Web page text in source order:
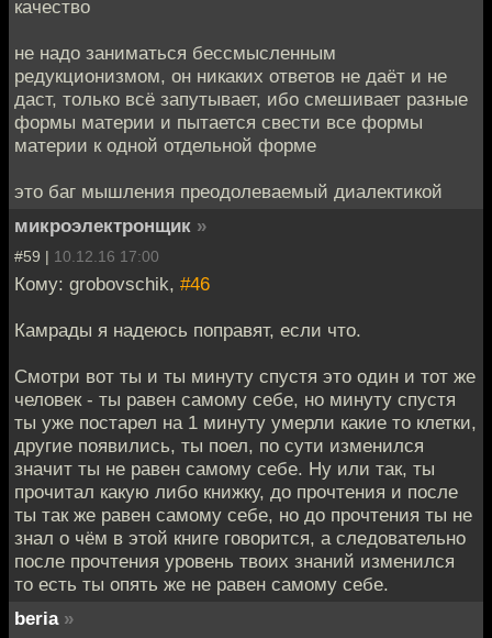
качество
не надо заниматься бессмысленным
редукционизмом, он никаких ответов не даёт и не
даст, только всё запутывает, ибо смешивает разные
формы материи и пытается свести все формы
материи к одной отдельной форме
это баг мышления преодолеваемый диалектикой
микроэлектронщик »
#59 | 10.12.16 17:00
Кому: grobovschik, #46
Камрады я надеюсь поправят, если что.
Смотри вот ты и ты минуту спустя это один и тот же
человек - ты равен самому себе, но минуту спустя
ты уже постарел на 1 минуту умерли какие то клетки,
другие появились, ты поел, по сути изменился
значит ты не равен самому себе. Ну или так, ты
прочитал какую либо книжку, до прочтения и после
ты так же равен самому себе, но до прочтения ты не
знал о чём в этой книге говорится, а следовательно
после прочтения уровень твоих знаний изменился
то есть ты опять же не равен самому себе.
beria »